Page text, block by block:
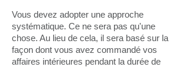
Vous devez adopter une approche
systématique. Ce ne sera pas qu'une
chose. Au lieu de cela, il sera basé sur la
façon dont vous avez commandé vos
affaires intérieures pendant la durée de